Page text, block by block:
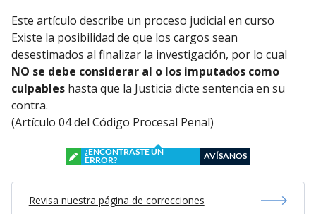
Este artículo describe un proceso judicial en curso
Existe la posibilidad de que los cargos sean
desestimados al finalizar la investigación, por lo cual
NO se debe considerar al o los imputados como
culpables hasta que la Justicia dicte sentencia en su
contra.
(Artículo 04 del Código Procesal Penal)
¿ENCONTRASTE UN
ERROR?
AVÍSANOS
Revisa nuestra página de correcciones